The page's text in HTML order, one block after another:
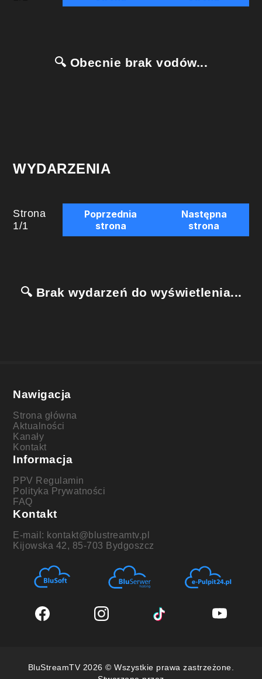
🔍 Obecnie brak vodów...
WYDARZENIA
Strona
1/1
Poprzednia
strona
Następna
strona
🔍 Brak wydarzeń do wyświetlenia...
Nawigacja
Strona główna
Aktualności
Kanały
Kontakt
Informacja
PPV Regulamin
Polityka Prywatności
FAQ
Kontakt
E-mail: kontakt@blustreamtv.pl
Kijowska 42, 85-703 Bydgoszcz
BluStreamTV 2026 © Wszystkie prawa zastrzeżone.